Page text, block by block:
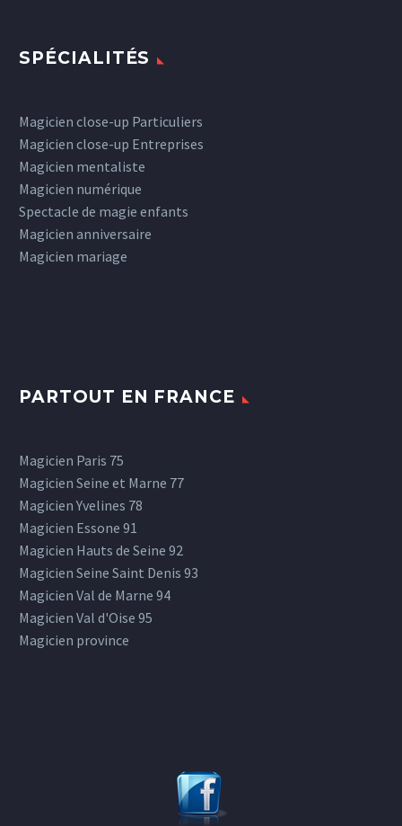
SPÉCIALITÉS
Magicien close-up Particuliers
Magicien close-up Entreprises
Magicien mentaliste
Magicien numérique
Spectacle de magie enfants
Magicien anniversaire
Magicien mariage
PARTOUT EN FRANCE
Magicien Paris 75
Magicien Seine et Marne 77
Magicien Yvelines 78
Magicien Essone 91
Magicien Hauts de Seine 92
Magicien Seine Saint Denis 93
Magicien Val de Marne 94
Magicien Val d'Oise 95
Magicien province